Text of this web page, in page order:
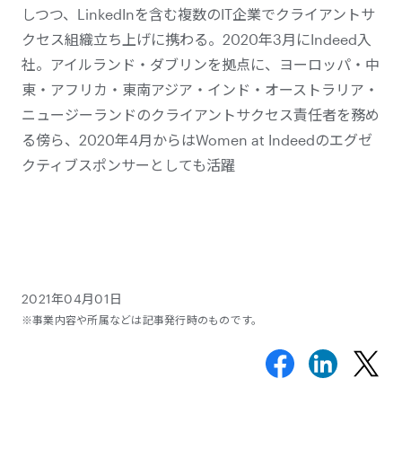
しつつ、LinkedInを含む複数のIT企業でクライアントサ
クセス組織立ち上げに携わる。2020年3月にIndeed入
社。アイルランド・ダブリンを拠点に、ヨーロッパ・中
東・アフリカ・東南アジア・インド・オーストラリア・
ニュージーランドのクライアントサクセス責任者を務め
る傍ら、2020年4月からはWomen at Indeedのエグゼ
クティブスポンサーとしても活躍
2021年04月01日
※事業内容や所属などは記事発行時のものです。